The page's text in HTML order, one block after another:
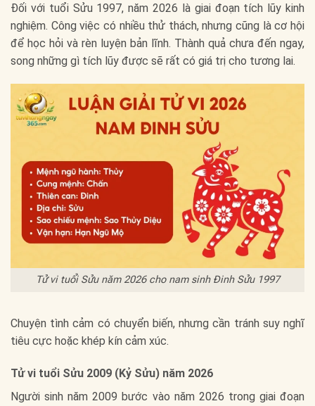
Đối với tuổi Sửu 1997, năm 2026 là giai đoạn tích lũy kinh
nghiệm. Công việc có nhiều thử thách, nhưng cũng là cơ hội
để học hỏi và rèn luyện bản lĩnh. Thành quả chưa đến ngay,
song những gì tích lũy được sẽ rất có giá trị cho tương lai.
Tử vi tuổi Sửu năm 2026 cho nam sinh Đinh Sửu 1997
Chuyện tình cảm có chuyển biến, nhưng cần tránh suy nghĩ
tiêu cực hoặc khép kín cảm xúc.
Tử vi tuổi Sửu 2009 (Kỷ Sửu) năm 2026
Người sinh năm 2009 bước vào năm 2026 trong giai đoạn